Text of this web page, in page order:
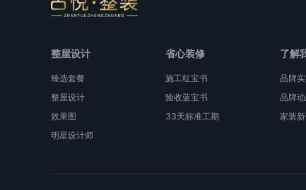
整屋设计
臻选套餐
整屋设计
效果图
明星设计师
省心装修
施工红宝书
验收蓝宝书
33天标准工期
了解
品牌实
品牌
家装